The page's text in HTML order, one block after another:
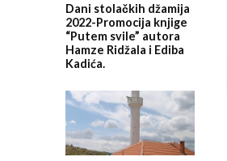
Dani stolačkih džamija
2022-Promocija knjige
“Putem svile” autora
Hamze Ridžala i Ediba
Kadića.